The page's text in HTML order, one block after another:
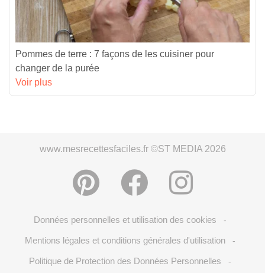
Pommes de terre : 7 façons de les cuisiner pour
changer de la purée
Voir plus
www.mesrecettesfaciles.fr ©ST MEDIA 2026
Données personnelles et utilisation des cookies -
Mentions légales et conditions générales d'utilisation -
Politique de Protection des Données Personnelles -